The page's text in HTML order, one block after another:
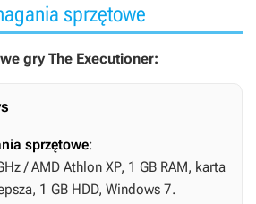
sprzętowe
gry The Executioner:
sprzętowe:
/ AMD Athlon XP, 1 GB RAM, karta
1 GB HDD, Windows 7.